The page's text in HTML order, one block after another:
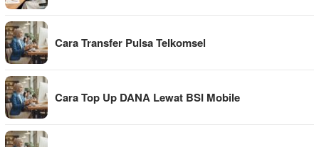
Cara Transfer Pulsa Telkomsel
Cara Top Up DANA Lewat BSI Mobile